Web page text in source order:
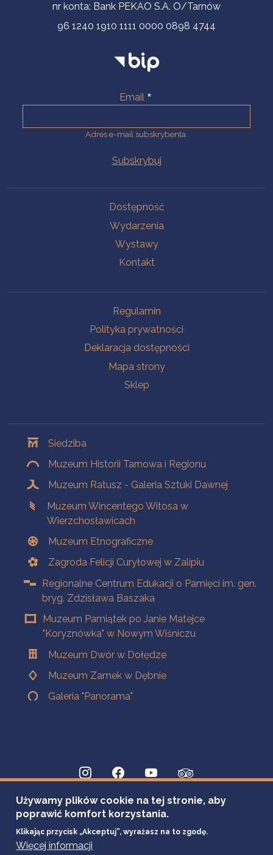
nr konta: Bank PEKAO S.A. O/Tarnów
96 1240 1910 1111 0000 0898 4744
Email
Adres e-mail subskrybenta.
Dostępność
Wydarzenia
Wystawy
Kontakt
Regulamin
Polityka prywatności
Deklaracja dostępności
Mapa strony
Sklep
Siedziba
Muzeum Historii Tarnowa i Regionu
Muzeum Ratusz - Galeria Sztuki Dawnej
Muzeum Wincentego Witosa w
Wierzchosławicach
Muzeum Etnograficzne
Zagroda Felicji Curyłowej w Zalipiu
Regionalne Centrum Edukacji o Pamięci im. gen.
bryg. Zdzisława Baszaka
Muzeum Pamiątek po Janie Matejce
"Koryznówka" w Nowym Wiśniczu
Muzeum Dwór w Dołędze
Muzeum Zamek w Dębnie
Galeria "Panorama"
Używamy plików cookie na tej stronie, aby
poprawić komfort korzystania.
Klikając przycisk „Akceptuj”, wyrażasz na to zgodę.
Więcej informacji